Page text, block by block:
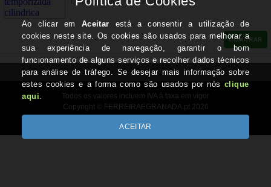
COMPRAR
Todos os valores incluem IVA à taxa em vigor
Copyright © FERREIRAEGRANADA.pt 2026